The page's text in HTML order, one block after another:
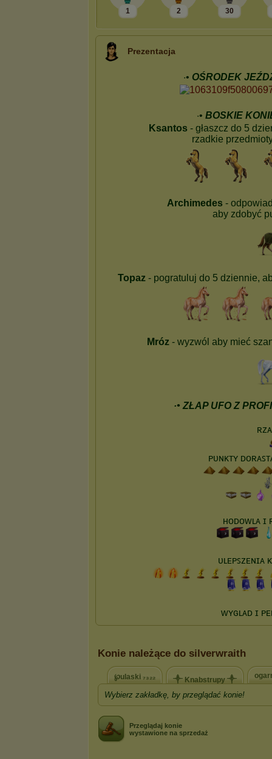
1 2 30
Prezentacja
Konie należące do silverwraith
℘ulaski ₇₃₂₂ ༒ Knabstrupy ༒
Wybierz zakładkę, by przeglądać konie!
Przeglądaj konie
wystawione na sprzedaż